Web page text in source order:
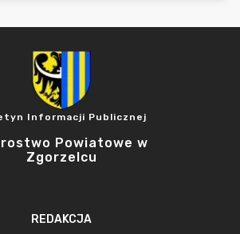
Informacji Publicznej
Powiatowe w
Zgorzelcu
REDAKCJA